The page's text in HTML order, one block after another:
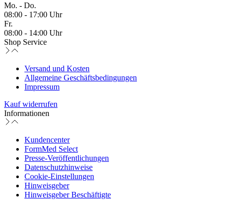
Mo. - Do.
08:00 - 17:00 Uhr
Fr.
08:00 - 14:00 Uhr
Shop Service
Versand und Kosten
Allgemeine Geschäftsbedingungen
Impressum
Kauf widerrufen
Informationen
Kundencenter
FormMed Select
Presse-Veröffentlichungen
Datenschutzhinweise
Cookie-Einstellungen
Hinweisgeber
Hinweisgeber Beschäftigte